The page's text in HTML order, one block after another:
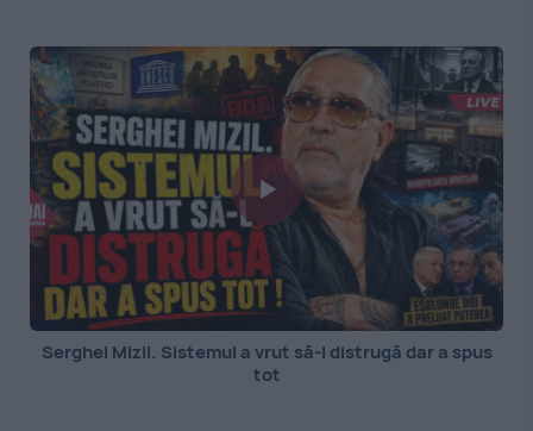
Serghei Mizil. Sistemul a vrut să-l distrugă dar a spus
tot